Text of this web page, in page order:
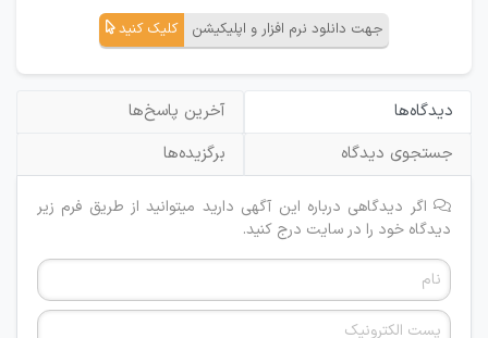
جهت دانلود نرم افزار و اپلیکیشن کلیک کنید
دیدگاه‌ها
آخرین پاسخ‌ها
جستجوی دیدگاه
برگزیده‌ها
اگر دیدگاهی درباره این آگهی دارید میتوانید از طریق فرم زیر
دیدگاه خود را در سایت درج کنید.